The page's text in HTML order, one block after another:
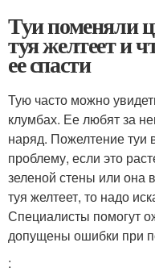
Туи поменяли
туя желтеет и
ее спасти
Тую часто можно
клумбах. Ее любят за
наряд. Пожелтение
проблему, если это
зеленой стены или она
туя желтеет, то надо
Специалисты помогут
допущены ошибки при
: